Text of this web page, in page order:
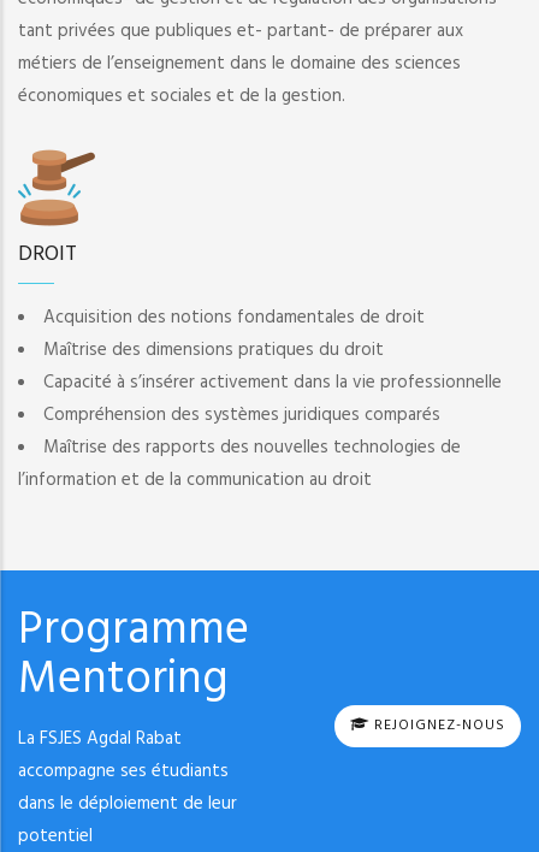
tant privées que publiques et- partant- de préparer aux
métiers de l’enseignement dans le domaine des sciences
économiques et sociales et de la gestion.
DROIT
Acquisition des notions fondamentales de droit
Maîtrise des dimensions pratiques du droit
Capacité à s’insérer activement dans la vie professionnelle
Compréhension des systèmes juridiques comparés
Maîtrise des rapports des nouvelles technologies de
l’information et de la communication au droit
Programme
Mentoring
La FSJES Agdal Rabat
accompagne ses étudiants
dans le déploiement de leur
potentiel
REJOIGNEZ-NOUS